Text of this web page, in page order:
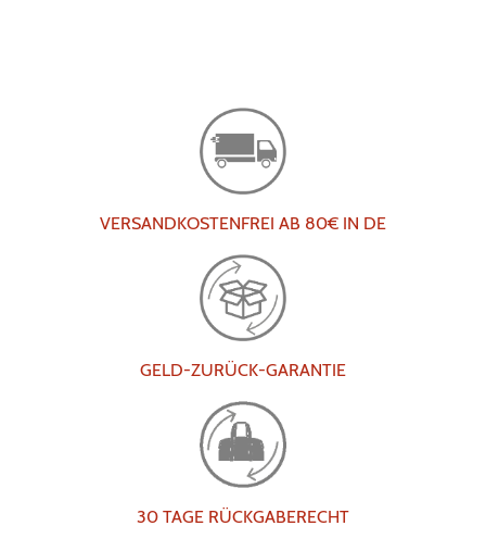
VERSANDKOSTENFREI AB 80€ IN DE
GELD-ZURÜCK-GARANTIE
30 TAGE RÜCKGABERECHT